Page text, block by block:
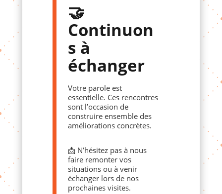
🤝
Continuon
s à
échanger
Votre parole est
essentielle. Ces rencontres
sont l’occasion de
construire ensemble des
améliorations concrètes.
📩 N’hésitez pas à nous
faire remonter vos
situations ou à venir
échanger lors de nos
prochaines visites.